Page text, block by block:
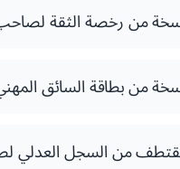
من رخصة الثقة لصاحب
من بطاقة السائق
من السجل العدلي